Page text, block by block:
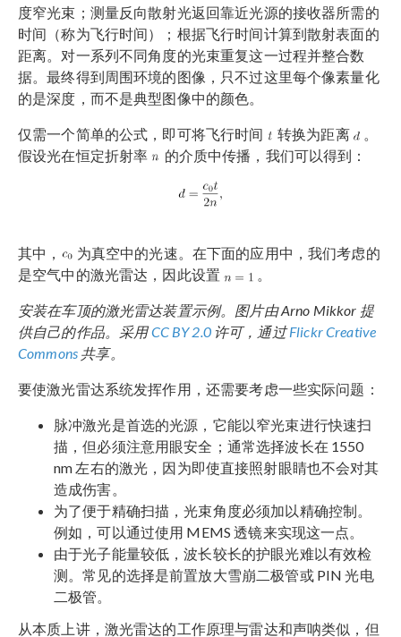
度窄光束；测量反向散射光返回靠近光源的接收器所需的
时间（称为飞行时间）；根据飞行时间计算到散射表面的
距离。对一系列不同角度的光束重复这一过程并整合数
据。最终得到周围环境的图像，只不过这里每个像素量化
的是深度，而不是典型图像中的颜色。
仅需一个简单的公式，即可将飞行时间 转换为距离
假设光在恒定折射率
的介质中传播，我们可以得到：
其中，
为真空中的光速。在下面的应用中，我们考虑的
是空气中的激光雷达，因此设置
。
安装在车顶的激光雷达装置示例。图片由 Arno Mikkor 提
供自己的作品。采用CC BY 2.0许可，通过Flickr Creative
Commons 共享。
要使激光雷达系统发挥作用，还需要考虑一些实际问题：
脉冲激光是首选的光源，它能以窄光束进行快速扫
描，但必须注意用眼安全；通常选择波长在 1550
nm 左右的激光，因为即使直接照射眼睛也不会对其
造成伤害。
为了便于精确扫描，光束角度必须加以精确控制。
例如，可以通过使用 MEMS 透镜来实现这一点。
由于光子能量较低，波长较长的护眼光难以有效检
测。常见的选择是前置放大雪崩二极管或 PIN 光电
二极管。
从本质上讲，激光雷达的工作原理与雷达和声呐类似，但